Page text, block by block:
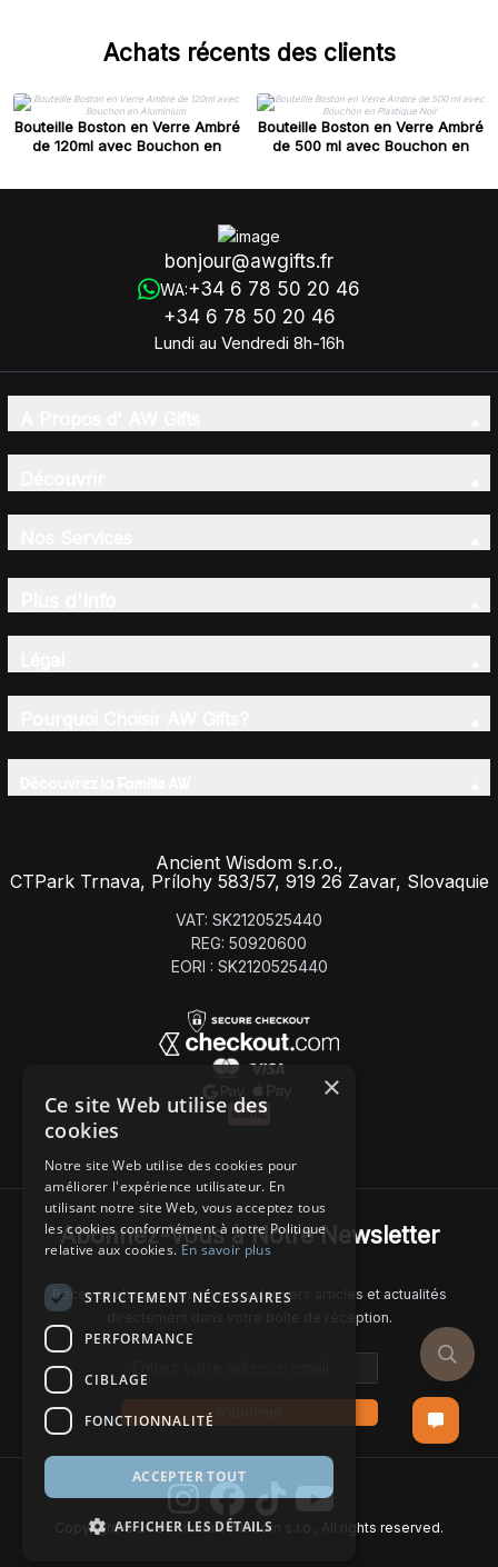
Achats récents des clients
Bouteille Boston en Verre Ambré
de 120ml avec Bouchon en
Bouteille Boston en Verre Ambré
de 500 ml avec Bouchon en
bonjour@awgifts.fr
WA:+34 6 78 50 20 46
+34 6 78 50 20 46
Lundi au Vendredi 8h-16h
Ancient Wisdom s.r.o.,
CTPark Trnava, Prílohy 583/57, 919 26 Zavar, Slovaquie
VAT: SK2120525440
REG: 50920600
EORI : SK2120525440
Abonnez-Vous à Notre Newsletter
Recevez chaque semaine nos derniers articles et actualités
directement dans votre boîte de réception.
Copyright © 2024 Ancient Wisdom s.r.o., All rights reserved.
×
Ce site Web utilise des
cookies
Notre site Web utilise des cookies pour
améliorer l'expérience utilisateur. En
utilisant notre site Web, vous acceptez tous
les cookies conformément à notre Politique
relative aux cookies.En savoir plus
STRICTEMENT NÉCESSAIRES
PERFORMANCE
CIBLAGE
FONCTIONNALITÉ
ACCEPTER TOUT
AFFICHER LES DÉTAILS